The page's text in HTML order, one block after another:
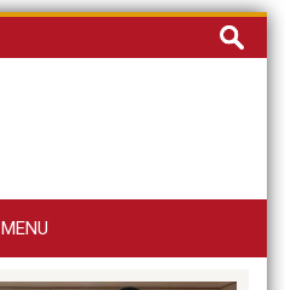
Cari
untuk:
MENU